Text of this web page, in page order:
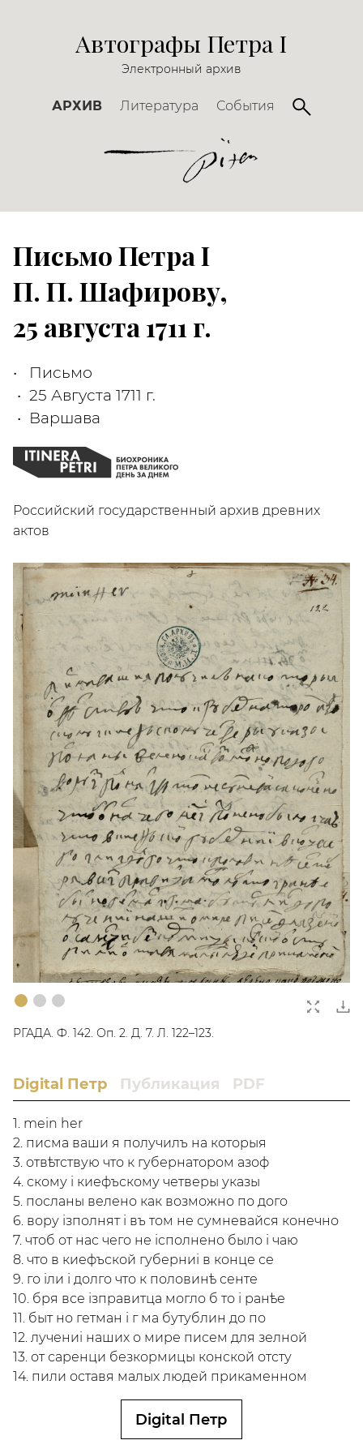
Автографы Петра I
Электронный архив
АРХИВ Литература События
Письмо Петра I
П. П. Шафирову,
25 августа 1711 г.
Письмо
25 Августа 1711 г.
Варшава
Российский государственный архив древних
актов
Изображение 1
Текущий слайд
Изображение 2
Изображение 3
РГАДА. Ф. 142. Оп. 2. Д. 7. Л. 122–123.
Digital Петр Публикация PDF
1. mein her
2. писма ваши я получилъ на которыя
3. отвѣтствую что к губернатором азоф
4. скому i киефъскому четверы указы
5. посланы велено как возможно по дого
6. вору iзполнят i въ том не сумневайся конечно
7. чтоб от нас чего не iсполнено было i чаю
8. что в киефъской губерниi в конце се
9. го iли i долго что к половинѣ сенте
10. бря все iзправитца могло б то i ранѣе
11. быт но гетман i г ма бутублин до по
12. лучениi наших о мире писем для зелной
13. от саренци безкормицы конской отсту
14. пили оставя малых людей прикаменном
Digital Петр